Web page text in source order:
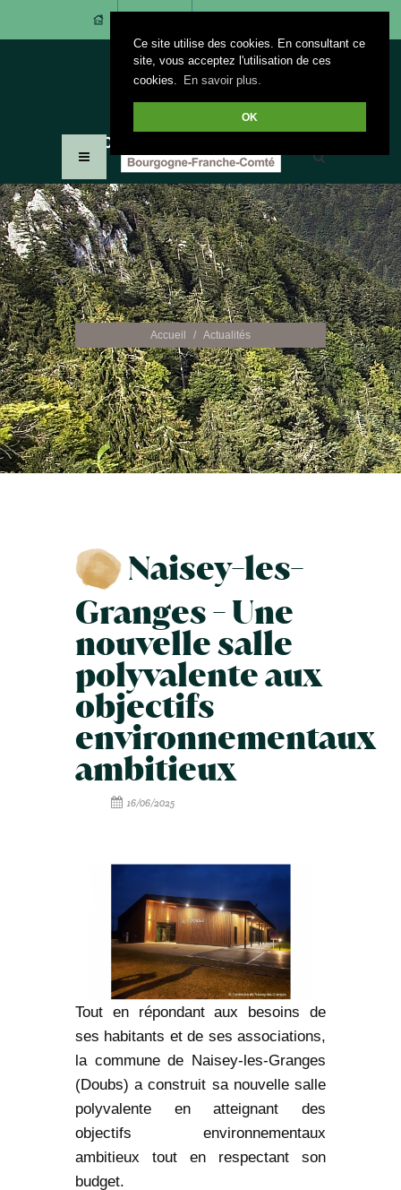
Ce site utilise des cookies. En consultant ce
site, vous acceptez l'utilisation de ces
cookies.
En savoir plus.
OK
Accueil Actualités
Naisey-les-
Granges - Une
nouvelle salle
polyvalente aux
objectifs
environnementaux
ambitieux
16/06/2025
Tout en répondant aux besoins de
ses habitants et de ses associations,
la commune de Naisey-les-Granges
(Doubs) a construit sa nouvelle salle
polyvalente en atteignant des
objectifs environnementaux
ambitieux tout en respectant son
budget.